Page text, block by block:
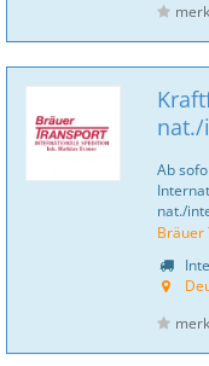
nat./
Ab
nat./
Bräuer